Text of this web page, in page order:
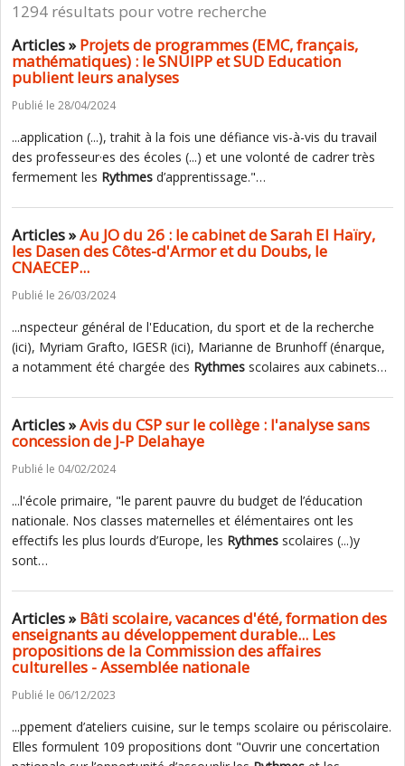
1294 résultats pour votre recherche
Articles »Projets de programmes (EMC, français,
mathématiques) : le SNUIPP et SUD Education
publient leurs analyses
Publié le 28/04/2024
...application (...), trahit à la fois une défiance vis-à-vis du travail
des professeur·es des écoles (...) et une volonté de cadrer très
fermement les Rythmes d’apprentissage."…
Articles »Au JO du 26 : le cabinet de Sarah El Haïry,
les Dasen des Côtes-d'Armor et du Doubs, le
CNAECEP...
Publié le 26/03/2024
...nspecteur général de l'Education, du sport et de la recherche
(ici), Myriam Grafto, IGESR (ici), Marianne de Brunhoff (énarque,
a notamment été chargée des Rythmes scolaires aux cabinets…
Articles »Avis du CSP sur le collège : l'analyse sans
concession de J-P Delahaye
Publié le 04/02/2024
...l'école primaire, "le parent pauvre du budget de l’éducation
nationale. Nos classes maternelles et élémentaires ont les
effectifs les plus lourds d’Europe, les Rythmes scolaires (...)y
sont…
Articles »Bâti scolaire, vacances d'été, formation des
enseignants au développement durable... Les
propositions de la Commission des affaires
culturelles - Assemblée nationale
Publié le 06/12/2023
...ppement d’ateliers cuisine, sur le temps scolaire ou périscolaire.
Elles formulent 109 propositions dont "Ouvrir une concertation